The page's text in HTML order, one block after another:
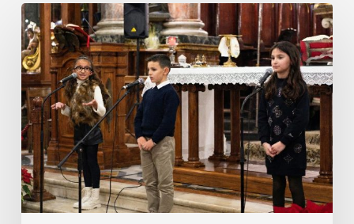
Il-
Priedka
Tal-
Milied
ta
2025